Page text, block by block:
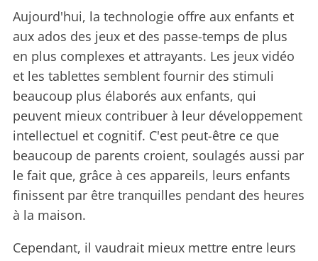
Aujourd'hui, la technologie offre aux enfants et
aux ados des jeux et des passe-temps de plus
en plus complexes et attrayants. Les jeux vidéo
et les tablettes semblent fournir des stimuli
beaucoup plus élaborés aux enfants, qui
peuvent mieux contribuer à leur développement
intellectuel et cognitif. C'est peut-être ce que
beaucoup de parents croient, soulagés aussi par
le fait que, grâce à ces appareils, leurs enfants
finissent par être tranquilles pendant des heures
à la maison.
Cependant, il vaudrait mieux mettre entre leurs